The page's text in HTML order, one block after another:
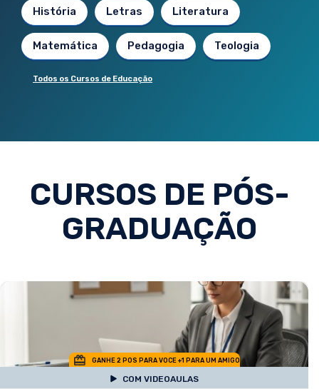
História Letras Literatura
Matemática Pedagogia Teologia
Todos os Cursos de Educação
CURSOS DE PÓS-
GRADUAÇÃO
GANHE 2 POS PARA VOCE +1 PARA UM AMIGO
COM VIDEOAULAS